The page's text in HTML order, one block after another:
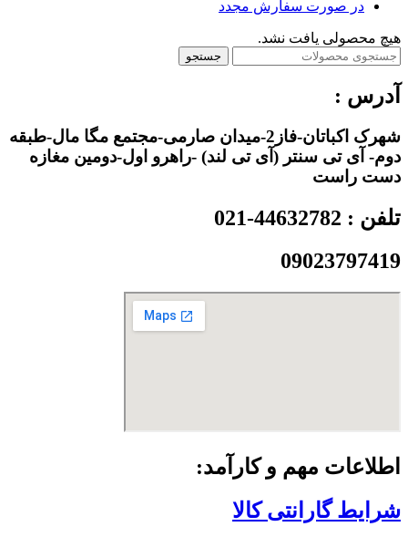
در صورت سفارش مجدد
هیچ محصولی یافت نشد.
جستجو
آدرس :
شهرک اکباتان-فاز2-میدان صارمی-مجتمع مگا مال-طبقه
دوم- آی تی سنتر (آی تی لند) -راهرو اول-دومین مغازه
دست راست
تلفن : 44632782-021
09023797419
اطلاعات مهم و کارآمد:
شرایط گارانتی کالا